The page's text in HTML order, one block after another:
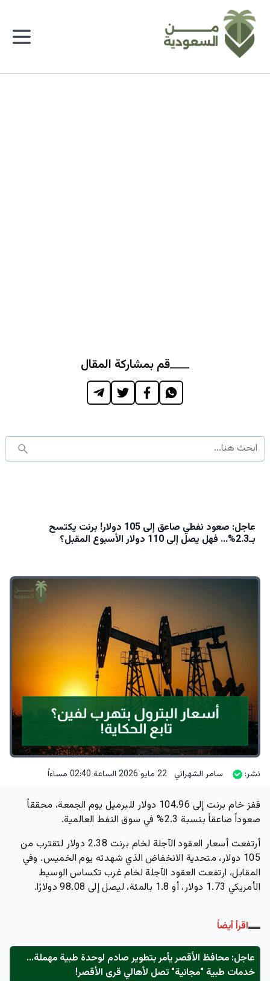
قم بمشاركة المقال
عاجل: صعود نفطي صاعق إلى 105 دولار! برنت يكتسح
بـ2.3%... فهل يصل إلى 110 دولار الأسبوع المقبل؟
نشر: سامر الشهراني 22 مايو 2026 الساعة 02:40 مساءاً
قفز خام برنت إلى 104.96 دولار للبرميل يوم الجمعة، محققاً
صعوداً صاعقاً بنسبة 2.3% في سوق النفط العالمية.
أرتفعت أسعار العقود الآجلة لخام برنت 2.38 دولار لتقترب من
105 دولار، متحدية الانخفاض الذي شهدته يوم الخميس. وفي
المقابل، ارتفعت العقود الآجلة لخام غرب تكساس الوسيط
الأمريكي 1.73 دولار، أو 1.8 بالمئة، ليصل إلى 98.08 دولارًا.
اقرأ أيضاً
عاجل: محافظ الأقصر يأمر بتطوير صادم لوحدة طبية مهملة...
خدمات طبية "مجانية" تصل لأهالي قرى الأقصر!